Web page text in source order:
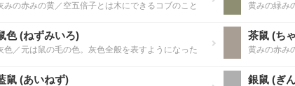
みの赤みの黄／空五倍子とは木にできるコブのこと 黄みの緑み
色 (ねずみいろ)
色／元は鼠の毛の色。灰色全般を表すようになった
茶鼠 (ち
黄みの赤み
鼠 (あいねず) 銀鼠 (ぎ